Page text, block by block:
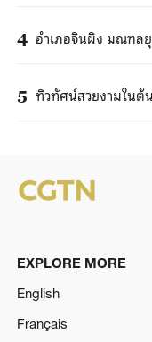
4 อำเภอจินผิง มณฑล
5 ทิวทัศน์สวยงามใน
EXPLORE MORE
English
Français